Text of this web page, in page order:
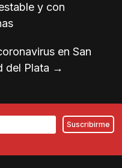
y con
en San
del Plata →